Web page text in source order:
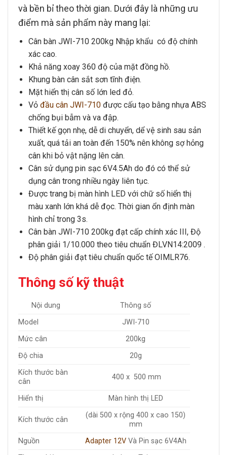
và bền bỉ theo thời gian. Dưới đây là những ưu
điểm mà sản phẩm này mang lại:
Cân bàn JWI-710 200kg Nhập khẩu có độ chính
xác cao.
Khả năng xoay 360 độ của mặt đồng hồ.
Khung bàn cân sắt sơn tĩnh điện.
Mặt hiển thị cân số lớn led đỏ.
Vỏ đầu cân JWI-710 được cấu tạo bằng nhựa ABS
chống bụi bẫm và va đập.
Thiết kế gọn nhẹ, dễ di chuyển, dể vệ sinh sau sản
xuất, quá tải an toàn đến 150% nên không sợ hỏng
cân khi bỏ vật nặng lên cân.
Cân sử dụng pin sạc 6V4.5Ah do đó có thể sử
dụng cân trong nhiều ngày liên tục.
Được trang bị màn hình LED với chữ số hiển thị
màu xanh lớn khá dễ đọc. Thời gian ổn định màn
hình chỉ trong 3s.
Cân bàn JWI-710 200kg đạt cấp chính xác III, Độ
phân giải 1/10.000 theo tiêu chuẩn ĐLVN14:2009 .
Độ phân giải đạt tiêu chuẩn quốc tế OIMLR76.
Thông số kỹ thuật
Nội dung
Thông số
Model
JWI-710
Mức cân
200kg
Độ chia
20g
Kích thước bàn
cân
400 x 500 mm
Hiển thị Màn hình thị LED
Kích thước cân
(dài 500 x rộng 400 x cao 150)
mm
Nguồn
Adapter 12VVà Pin sạc 6V4Ah